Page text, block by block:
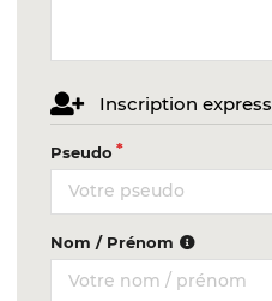
Inscription express
Pseudo
Nom / Prénom